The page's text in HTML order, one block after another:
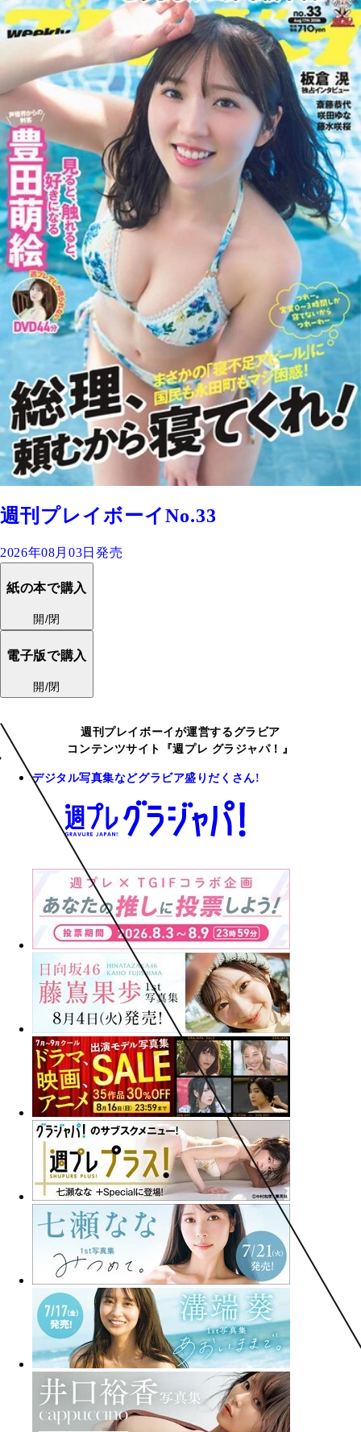
週刊プレイボーイNo.33
2026年08月03日発売
紙の本で購入
開/閉
電子版で購入
開/閉
週刊プレイボーイが運営するグラビア
コンテンツサイト『週プレ グラジャパ！』
デジタル写真集などグラビア盛りだくさん!